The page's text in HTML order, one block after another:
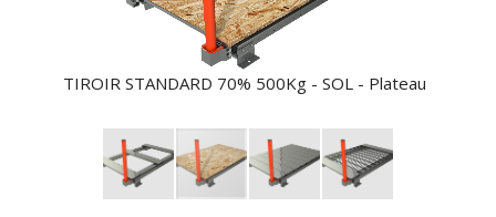
TIROIR STANDARD 70% 500Kg - SOL - Plateau